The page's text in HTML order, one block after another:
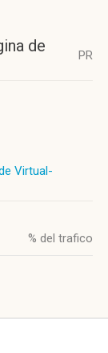
de
PR
Virtual-
% del trafico